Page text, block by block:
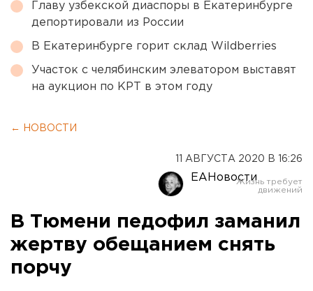
Главу узбекской диаспоры в Екатеринбурге
депортировали из России
В Екатеринбурге горит склад Wildberries
Участок с челябинским элеватором выставят
на аукцион по КРТ в этом году
← НОВОСТИ
11 АВГУСТА 2020 В 16:26
ЕАНовости
В Тюмени педофил заманил
жертву обещанием снять
порчу